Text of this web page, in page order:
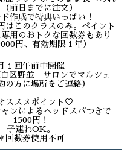
前日までに注文）
作成で特典いっぱい！
はこのクラスのみ。ペイント
用のおトクな回数券もあり
円、有効期限１年）
１回午前中開催
白区野並 サロンでマルシェ
の方に場所をご連絡）
ススメポイント♡
ンによるヘッドスパつきで
1500円！
子連れOK。
回数券使用不可